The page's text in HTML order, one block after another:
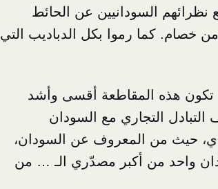
نظرائهم السودانيين عن الحائط
من خصام. كما رموا بكل الدباديب التي
تكون هذه المقاطعة أقسى وأشد
التجاري مع السودان
حيث من المعروف عن السودان،
واحد من أكبر مصدّري الـ … من